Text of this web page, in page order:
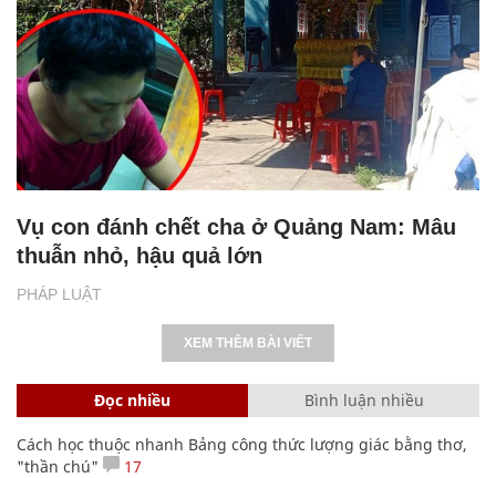
PHÁP LUẬT
Vụ con đánh chết cha ở Quảng Nam: Mâu
thuẫn nhỏ, hậu quả lớn
XEM THÊM BÀI VIẾT
Đọc nhiều Bình luận nhiều
Cách học thuộc nhanh Bảng công thức lượng giác bằng thơ,
"thần chú"
17